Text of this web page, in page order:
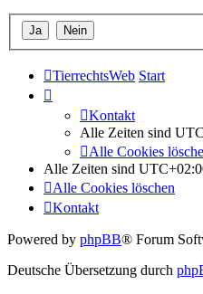
TierrechtsWeb Start
Kontakt
Alle Zeiten sind
Alle Cookies
Alle Zeiten sind
Alle Cookies löschen
Kontakt
Powered by phpBB® Forum
Deutsche Übersetzung durch